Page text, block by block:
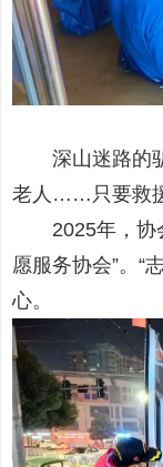
深山迷路的驴
老人……只要救
2025年，协会
愿服务协会”。“
心。